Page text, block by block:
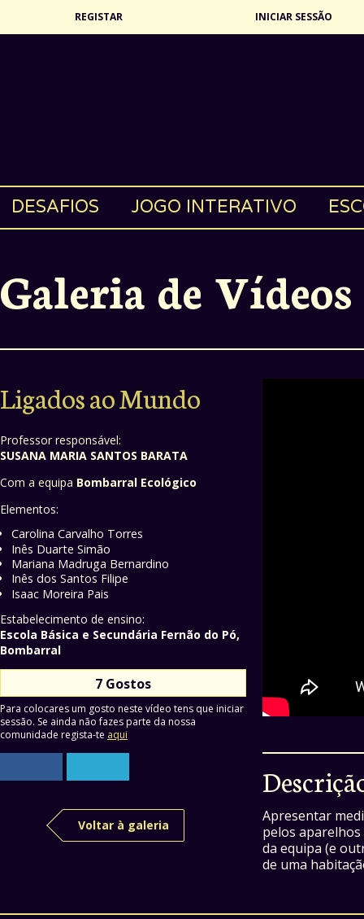
REGISTAR INICIAR SESSÃO
DESAFIOS JOGO INTERATIVO
Galeria de Vídeos
Ligados ao Mundo
Professor responsável:
SUSANA MARIA SANTOS BARATA
Com a equipa Bombarral Ecológico
Elementos:
Carolina Carvalho Torres
Inês Duarte Simão
Mariana Madruga Bernardino
Inês dos Santos Filipe
Isaac Moreira Pais
Estabelecimento de ensino:
Escola Básica e Secundária Fernão do Pó,
Bombarral
7 Gostos
Para colocares um gosto neste vídeo tens que iniciar
sessão. Se ainda não fazes parte da nossa
comunidade regista-te aqui
Voltar à galeria
Apresentar
pelos
da equipa (e
de uma